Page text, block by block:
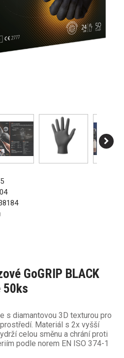
GoGRIP BLACK
50ks
s diamantovou 3D texturou pro
Materiál s 2x vyšší
celou směnu a chrání proti
podle norem EN ISO 374-1